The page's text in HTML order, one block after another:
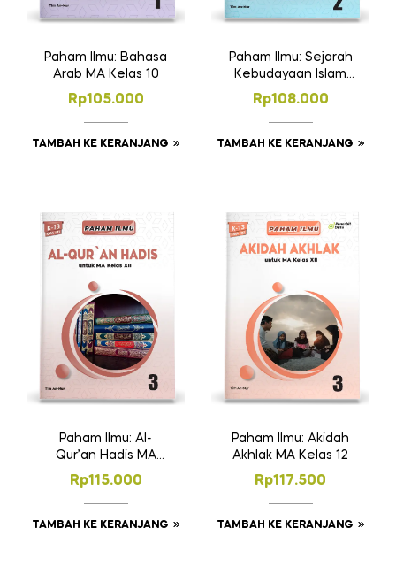
Paham Ilmu: Bahasa
Arab MA Kelas 10
Rp105.000
TAMBAH KE KERANJANG
Paham Ilmu: Sejarah
Kebudayaan Islam
MA Kelas 11
Rp108.000
TAMBAH KE KERANJANG
Paham Ilmu: Al-
Qur’an Hadis MA
Kelas 12
Rp115.000
TAMBAH KE KERANJANG
Paham Ilmu: Akidah
Akhlak MA Kelas 12
Rp117.500
TAMBAH KE KERANJANG